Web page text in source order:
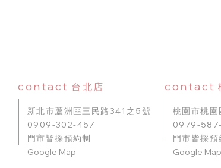
contact 台北店 contact
桃園市桃
0979-
門市皆採預
Google Map
新北市蘆洲區三民路341之5號
0909-302-457
門市皆採預約制
​Google Map